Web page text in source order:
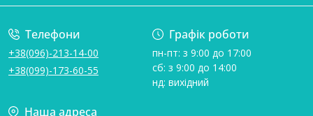
Телефони
+38(096)-213-14-00
+38(099)-173-60-55
Графік роботи
пн-пт: з 9:00 до 17:00
сб: з 9:00 до 14:00
нд: вихідний
Наша адреса